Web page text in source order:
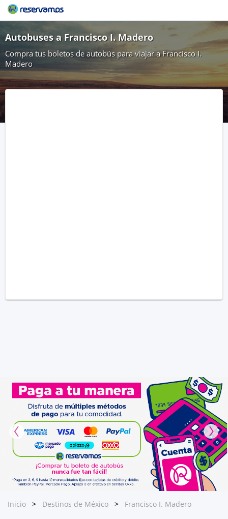
Autobuses a Francisco I. Madero
Compra tus boletos de autobús para viajar a Francisco I.
Madero
Inicio Destinos de México Francisco I. Madero